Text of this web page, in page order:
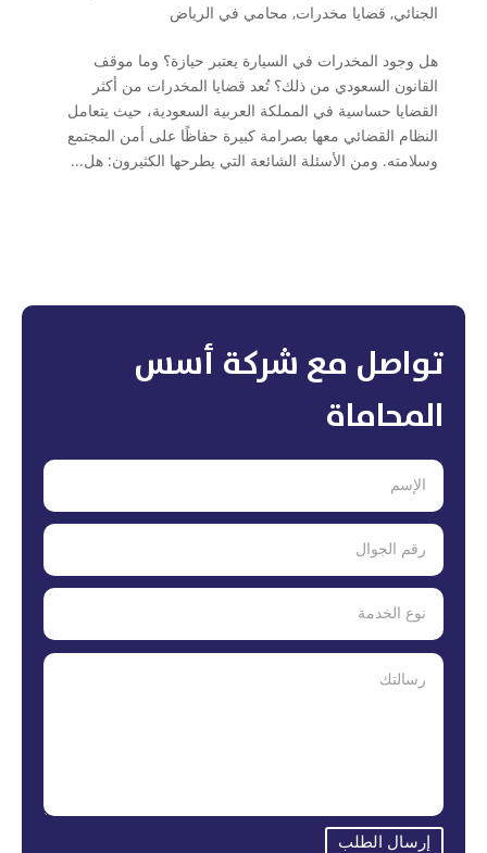
الجنائي, قضايا مخدرات, محامي في الرياض
هل وجود المخدرات في السيارة يعتبر حيازة؟ وما موقف
القانون السعودي من ذلك؟ تُعد قضايا المخدرات من أكثر
القضايا حساسية في المملكة العربية السعودية، حيث يتعامل
النظام القضائي معها بصرامة كبيرة حفاظًا على أمن المجتمع
وسلامته. ومن الأسئلة الشائعة التي يطرحها الكثيرون: هل...
تواصل مع شركة أسس
المحاماة
إرسال الطلب